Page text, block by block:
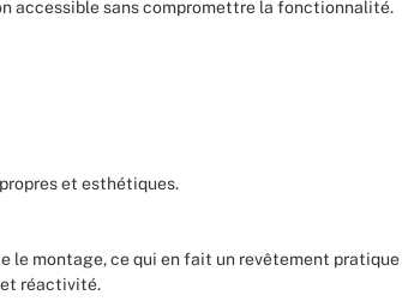
accessible sans compromettre la fonctionnalité.
et esthétiques.
le montage, ce qui en fait un revêtement pratique
réactivité.
Décoration événement